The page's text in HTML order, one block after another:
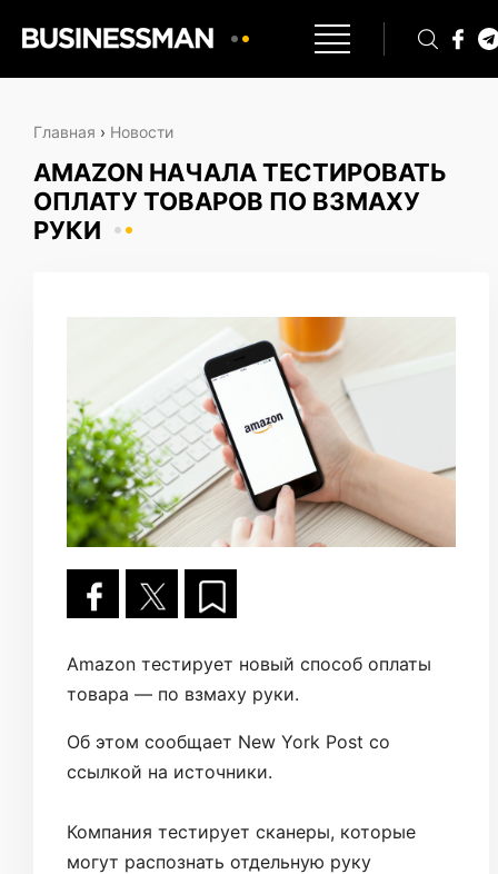
Главная › Новости
AMAZON НАЧАЛА ТЕСТИРОВАТЬ
ОПЛАТУ ТОВАРОВ ПО ВЗМАХУ
РУКИ
Amazon тестирует новый способ оплаты
товара — по взмаху руки.
Об этом сообщает New York Post со
ссылкой на источники.
Компания тестирует сканеры, которые
могут распознать отдельную руку